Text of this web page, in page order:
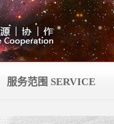
服务范围 SERVICE